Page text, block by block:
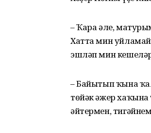
– Ҡара әле,
Хатта мин
эшләп мин
– Байытып ҡына
төйәк әжер
әйтермен,